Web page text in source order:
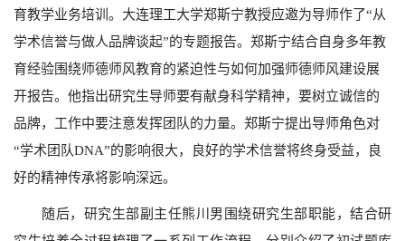
育教学业务培训。大连理工大学郑斯宁教授应邀为导师作了“从
学术信誉与做人品牌谈起”的专题报告。郑斯宁结合自身多年教
育经验围绕师德师风教育的紧迫性与如何加强师德师风建设展
开报告。他指出研究生导师要有献身科学精神，要树立诚信的
品牌，工作中要注意发挥团队的力量。郑斯宁提出导师角色对
“学术团队DNA”的影响很大，良好的学术信誉将终身受益，良
好的精神传承将影响深远。
随后，研究生部副主任熊川男围绕研究生部职能，结合研